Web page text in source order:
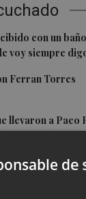
con un baño
voy siempre
Ferran Torres
llevaron a Paco
a un paso del
de